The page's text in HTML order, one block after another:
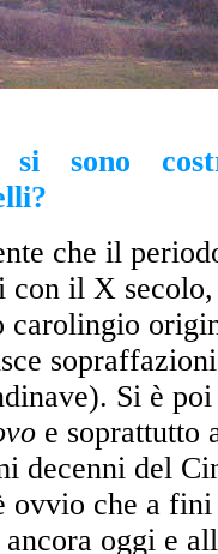
si sono
che il
con il X
carolingio
Si è
e soprattutto
decenni del
ovvio che a
oggi e